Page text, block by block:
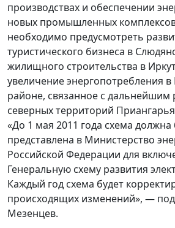
производствах и обеспечении
новых промышленных
необходимо предусмотреть
туристического бизнеса в
жилищного строительства в
увеличение энергопотребления
районе, связанное с дальнейшим
северных территорий
«До 1 мая 2011 года схема
представлена в Министерство
Российской Федерации для
Генеральную схему развития
Каждый год схема будет
происходящих изменений», —
Мезенцев.